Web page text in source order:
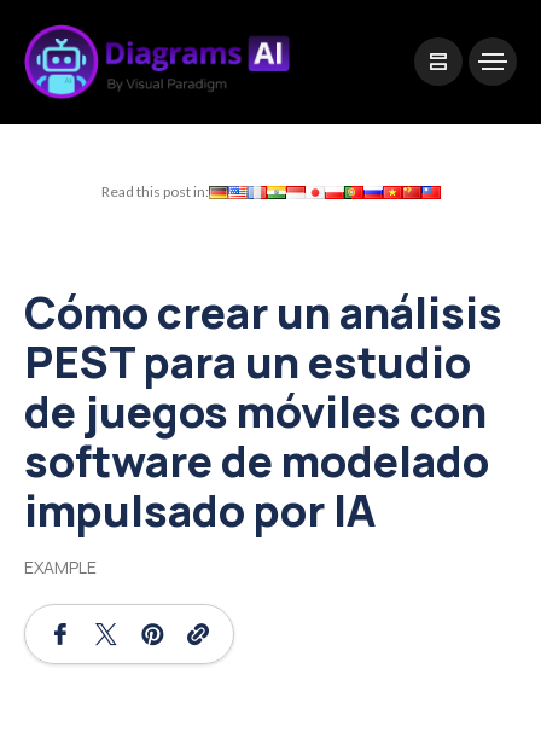
Read this post in:
Cómo crear un análisis
PEST para un estudio
de juegos móviles con
software de modelado
impulsado por IA
EXAMPLE